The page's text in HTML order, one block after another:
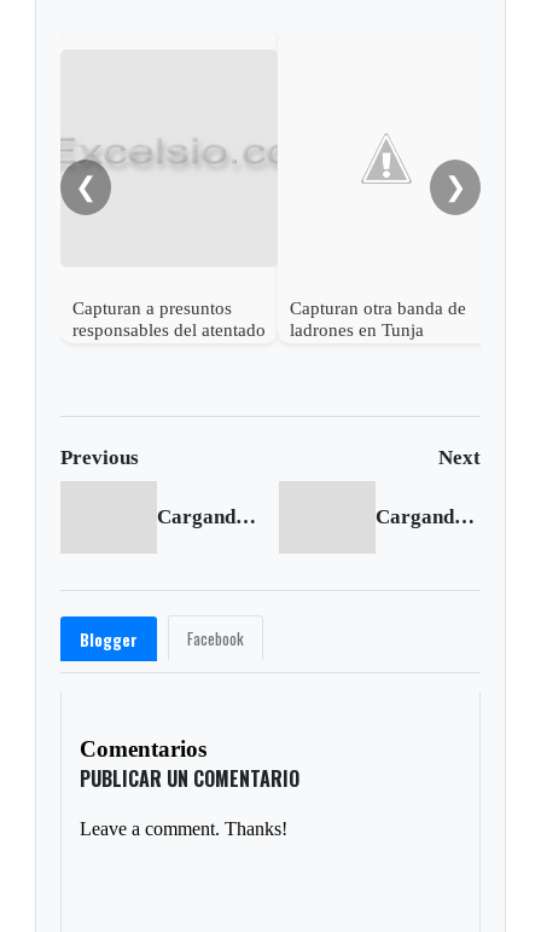
❮
Capturan a presuntos
responsables del atentado
Capturan otra banda de
ladrones en Tunja
❯
Previous Next
Cargando anterior... Cargando siguiente...
Blogger Facebook
Comentarios
PUBLICAR UN COMENTARIO
Leave a comment. Thanks!